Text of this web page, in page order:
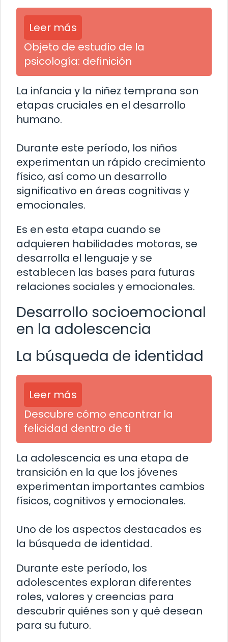
Leer más
Objeto de estudio de la
psicología: definición
La infancia y la niñez temprana son
etapas cruciales en el desarrollo
humano.
Durante este período, los niños
experimentan un rápido crecimiento
físico, así como un desarrollo
significativo en áreas cognitivas y
emocionales.
Es en esta etapa cuando se
adquieren habilidades motoras, se
desarrolla el lenguaje y se
establecen las bases para futuras
relaciones sociales y emocionales.
Desarrollo socioemocional
en la adolescencia
La búsqueda de identidad
Leer más
Descubre cómo encontrar la
felicidad dentro de ti
La adolescencia es una etapa de
transición en la que los jóvenes
experimentan importantes cambios
físicos, cognitivos y emocionales.
Uno de los aspectos destacados es
la búsqueda de identidad.
Durante este período, los
adolescentes exploran diferentes
roles, valores y creencias para
descubrir quiénes son y qué desean
para su futuro.